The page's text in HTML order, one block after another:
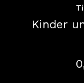
Kinder